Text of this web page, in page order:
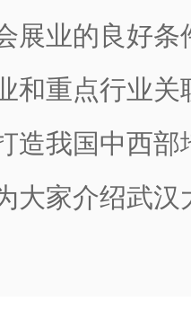
展业的良好
和重点行业
造我国中西
大家介绍武